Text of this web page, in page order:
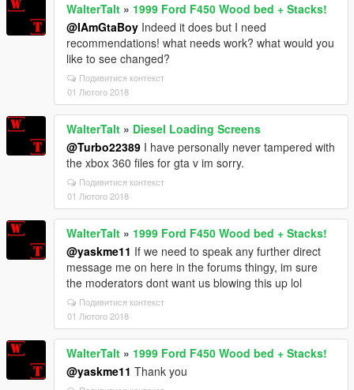
WalterTalt » 1999 Ford F450 Wood bed + Stacks!
@IAmGtaBoy Indeed it does but I need
recommendations! what needs work? what would you
like to see changed?
Подивитися контекст
01 Лютого 2018
WalterTalt » Diesel Loading Screens
@Turbo22389 I have personally never tampered with
the xbox 360 files for gta v im sorry.
Подивитися контекст
01 Лютого 2018
WalterTalt » 1999 Ford F450 Wood bed + Stacks!
@yaskme11 If we need to speak any further direct
message me on here in the forums thingy, im sure
the moderators dont want us blowing this up lol
Подивитися контекст
01 Лютого 2018
WalterTalt » 1999 Ford F450 Wood bed + Stacks!
@yaskme11 Thank you